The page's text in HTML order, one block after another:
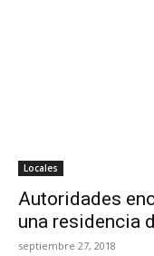
Locales
Autoridades
una residencia
septiembre 27, 2018